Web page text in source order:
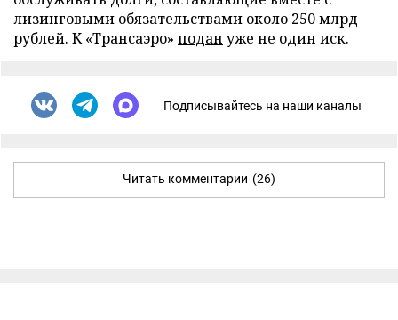
лизинговыми обязательствами около 250 млрд
рублей. К «Трансаэро» подан уже не один иск.
Подписывайтесь на наши каналы
Читать комментарии (26)